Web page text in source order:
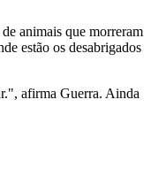
animais que morreram
estão os desabrigados
afirma Guerra. Ainda